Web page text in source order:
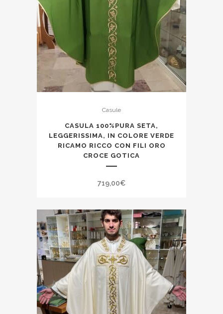
Casule
CASULA 100%PURA SETA,
LEGGERISSIMA, IN COLORE VERDE
RICAMO RICCO CON FILI ORO
CROCE GOTICA
719,00€